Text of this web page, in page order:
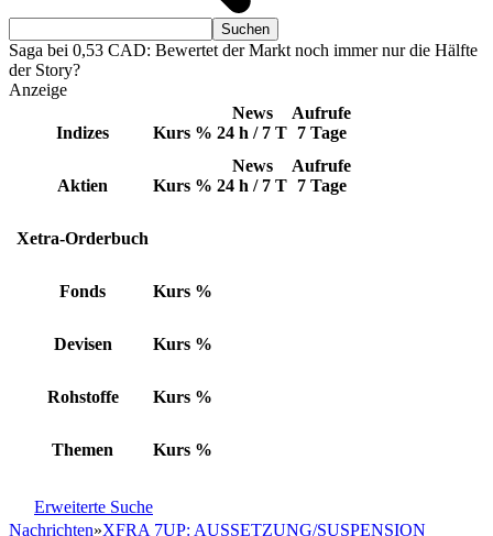
Saga bei 0,53 CAD: Bewertet der Markt noch immer nur die Hälfte
der Story?
Anzeige
Indizes Kurs %
News
24 h / 7 T
Aufrufe
7 Tage
Aktien Kurs %
News
24 h / 7 T
Aufrufe
7 Tage
Xetra-Orderbuch
Fonds Kurs %
Devisen Kurs %
Rohstoffe Kurs %
Themen Kurs %
Erweiterte Suche
Nachrichten»XFRA 7UP: AUSSETZUNG/SUSPENSION